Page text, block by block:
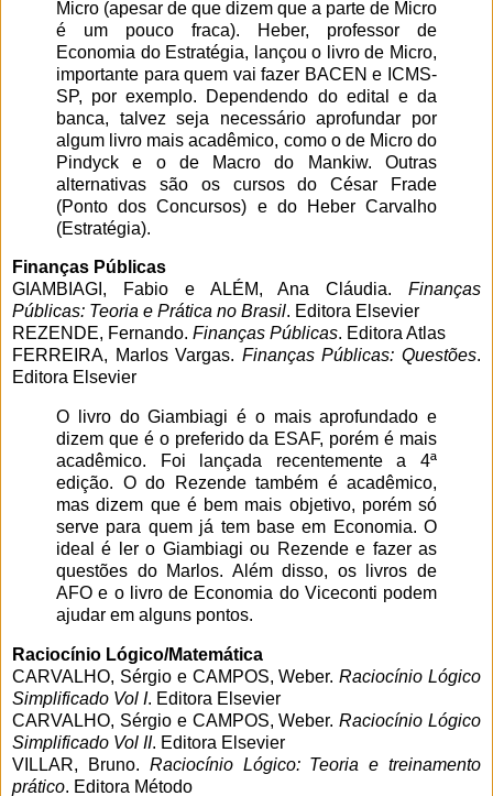
Micro (apesar de que dizem que a parte de Micro
é um pouco fraca). Heber, professor de
Economia do Estratégia, lançou o livro de Micro,
importante para quem vai fazer BACEN e ICMS-
SP, por exemplo. Dependendo do edital e da
banca, talvez seja necessário aprofundar por
algum livro mais acadêmico, como o de Micro do
Pindyck e o de Macro do Mankiw. Outras
alternativas são os cursos do César Frade
(Ponto dos Concursos) e do Heber Carvalho
(Estratégia).
Finanças Públicas
GIAMBIAGI, Fabio e ALÉM, Ana Cláudia. Finanças
Públicas: Teoria e Prática no Brasil. Editora Elsevier
REZENDE, Fernando. Finanças Públicas. Editora Atlas
FERREIRA, Marlos Vargas. Finanças Públicas: Questões.
Editora Elsevier
O livro do Giambiagi é o mais aprofundado e
dizem que é o preferido da ESAF, porém é mais
acadêmico. Foi lançada recentemente a 4ª
edição. O do Rezende também é acadêmico,
mas dizem que é bem mais objetivo, porém só
serve para quem já tem base em Economia. O
ideal é ler o Giambiagi ou Rezende e fazer as
questões do Marlos. Além disso, os livros de
AFO e o livro de Economia do Viceconti podem
ajudar em alguns pontos.
Raciocínio Lógico/Matemática
CARVALHO, Sérgio e CAMPOS, Weber.Raciocínio Lógico
Simplificado Vol I. Editora Elsevier
CARVALHO, Sérgio e CAMPOS, Weber.Raciocínio Lógico
Simplificado Vol II. Editora Elsevier
VILLAR, Bruno. Raciocínio Lógico: Teoria e treinamento
prático. Editora Método